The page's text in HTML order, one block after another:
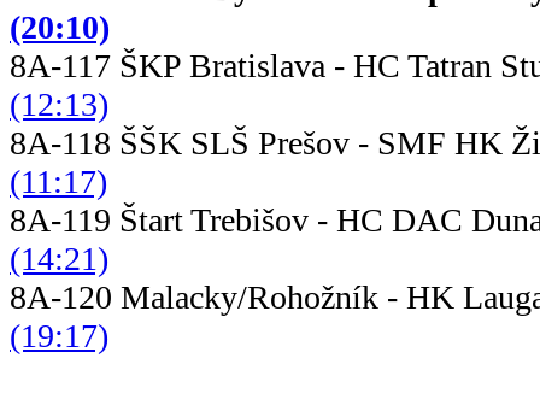
(20:10)
8A-117 ŠKP Bratislava - HC
(12:13)
8A-118 ŠŠK SLŠ Prešov -
(11:17)
8A-119 Štart Trebišov - HC DAC
(14:21)
8A-120 Malacky/Rohožník - HK
(19:17)